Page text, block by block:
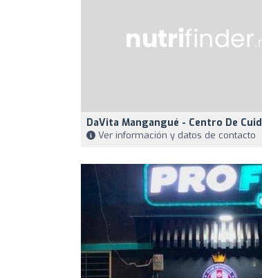
DaVita Mangangué - Centro De
Ver información y datos de contacto